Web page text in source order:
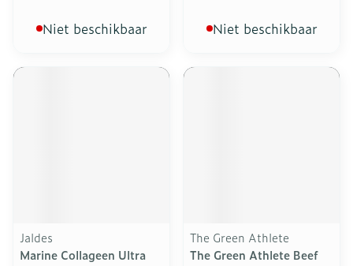
Niet beschikbaar Niet beschikbaar
Jaldes
Marine Collageen Ultra
The Green Athlete
The Green Athlete Beef